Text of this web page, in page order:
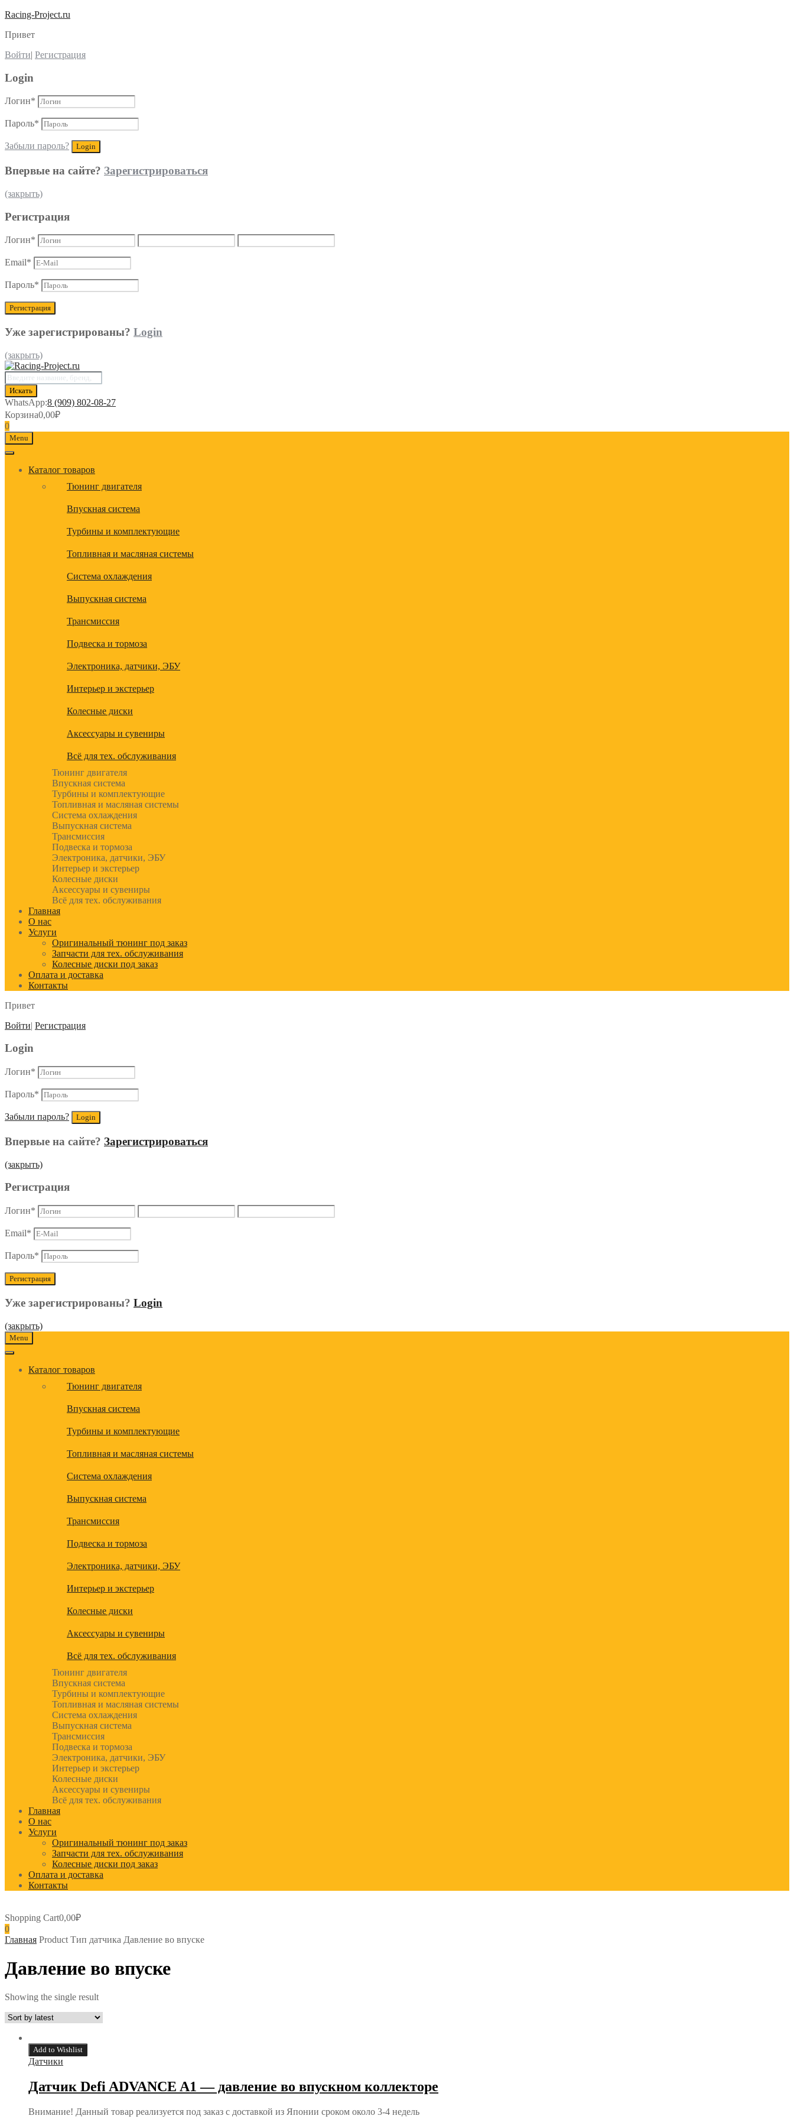
Racing-Project.ru
Привет
Войти| Регистрация
Login
Логин*
Пароль*
Забыли пароль?
Впервые на сайте? Зарегистрироваться
(закрыть)
Регистрация
Логин*
Email*
Пароль*
Уже зарегистрированы? Login
(закрыть)
Поиск
товаров
Искать
WhatsApp:8 (909) 802-08-27
Корзина0,00₽
0
Menu
Каталог товаров
Тюнинг двигателя
Впускная система
Турбины и комплектующие
Топливная и масляная системы
Система охлаждения
Выпускная система
Трансмиссия
Подвеска и тормоза
Электроника, датчики, ЭБУ
Интерьер и экстерьер
Колесные диски
Аксессуары и сувениры
Всё для тех. обслуживания
Тюнинг двигателя
Впускная система
Турбины и комплектующие
Топливная и масляная системы
Система охлаждения
Выпускная система
Трансмиссия
Подвеска и тормоза
Электроника, датчики, ЭБУ
Интерьер и экстерьер
Колесные диски
Аксессуары и сувениры
Всё для тех. обслуживания
Главная
О нас
Услуги
Оригинальный тюнинг под заказ
Запчасти для тех. обслуживания
Колесные диски под заказ
Оплата и доставка
Контакты
Привет
Войти| Регистрация
Login
Логин*
Пароль*
Забыли пароль?
Впервые на сайте? Зарегистрироваться
(закрыть)
Регистрация
Логин*
Email*
Пароль*
Уже зарегистрированы? Login
(закрыть)
Menu
Каталог товаров
Тюнинг двигателя
Впускная система
Турбины и комплектующие
Топливная и масляная системы
Система охлаждения
Выпускная система
Трансмиссия
Подвеска и тормоза
Электроника, датчики, ЭБУ
Интерьер и экстерьер
Колесные диски
Аксессуары и сувениры
Всё для тех. обслуживания
Тюнинг двигателя
Впускная система
Турбины и комплектующие
Топливная и масляная системы
Система охлаждения
Выпускная система
Трансмиссия
Подвеска и тормоза
Электроника, датчики, ЭБУ
Интерьер и экстерьер
Колесные диски
Аксессуары и сувениры
Всё для тех. обслуживания
Главная
О нас
Услуги
Оригинальный тюнинг под заказ
Запчасти для тех. обслуживания
Колесные диски под заказ
Оплата и доставка
Контакты
Shopping Cart0,00₽
0
Главная Product Тип датчика Давление во впуске
Давление во впуске
Showing the single result
Add to Wishlist
Датчики
Датчик Defi ADVANCE A1 — давление во впускном коллекторе
Внимание! Данный товар реализуется под заказ с доставкой из Японии сроком около 3-4 недель